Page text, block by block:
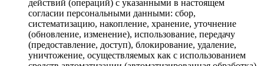
действий (операций) с указанными в настоящем
согласии персональными данными: сбор,
систематизацию, накопление, хранение, уточнение
(обновление, изменение), использование, передачу
(предоставление, доступ), блокирование, удаление,
уничтожение, осуществляемых как с использованием